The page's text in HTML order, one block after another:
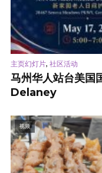
主页幻灯片, 社区活动
马州华人站台美
Delaney
视频